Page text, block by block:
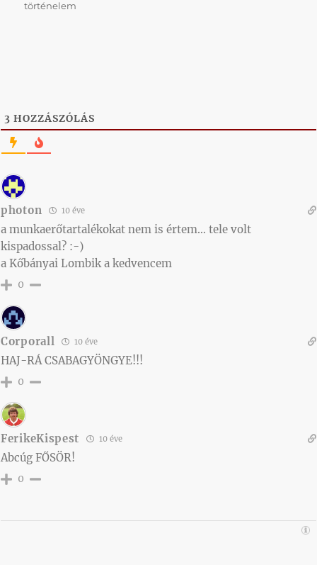
történelem
3 HOZZÁSZÓLÁS
photon 10 éve
a munkaerőtartalékokat nem is értem… tele volt
kispadossal? :-)
a Kőbányai Lombik a kedvencem
0
Corporall 10 éve
HAJ-RÁ CSABAGYÖNGYE!!!
0
FerikeKispest 10 éve
Abcúg FŐSÖR!
0